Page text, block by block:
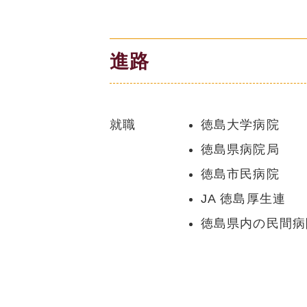
進路
就職
徳島大学病院
徳島県病院局
徳島市民病院
JA 徳島厚生連
徳島県内の民間